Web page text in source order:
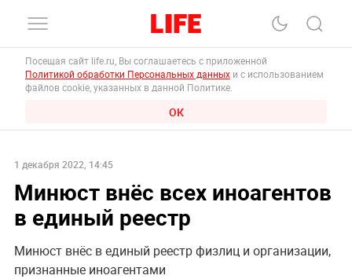
Посещая сайт life.ru, Вы соглашаетесь с приложенной
Политикой обработки Персональных данных и с использованием
файлов cookie, указанных в данной Политике.
ОК
1 декабря 2022, 14:45
Минюст внёс всех иноагентов
в единый реестр
Минюст внёс в единый реестр физлиц и организации,
признанные иноагентами